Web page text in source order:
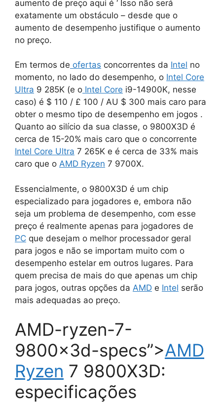
aumento de preço aqui é ‘ Isso não será
exatamente um obstáculo – desde que o
aumento de desempenho justifique o aumento
no preço.
Em termos de ofertas concorrentes da Intel no
momento, no lado do desempenho, o Intel Core
Ultra 9 285K (e o Intel Core i9-14900K, nesse
caso) é $ 110 / £ 100 / AU $ 300 mais caro para
obter o mesmo tipo de desempenho em jogos .
Quanto ao silício da sua classe, o 9800X3D é
cerca de 15-20% mais caro que o concorrente
Intel Core Ultra 7 265K e é cerca de 33% mais
caro que o AMD Ryzen 7 9700X.
Essencialmente, o 9800X3D é um chip
especializado para jogadores e, embora não
seja um problema de desempenho, com esse
preço é realmente apenas para jogadores de
PC que desejam o melhor processador geral
para jogos e não se importam muito com o
desempenho estelar em outros lugares. Para
quem precisa de mais do que apenas um chip
para jogos, outras opções da AMD e Intel serão
mais adequadas ao preço.
AMD-ryzen-7-
9800x3d-specs”>AMD
Ryzen 7 9800X3D:
especificações